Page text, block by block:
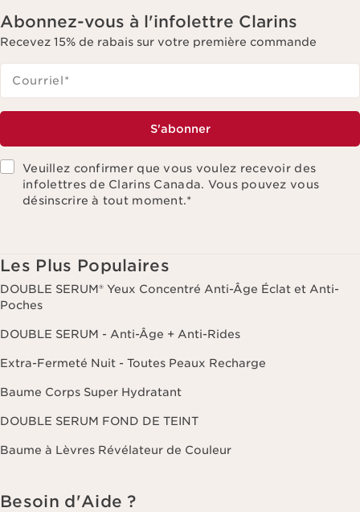
Abonnez-vous à l'infolettre Clarins
Recevez 15% de rabais sur votre première commande
Courriel*
S'abonner
Veuillez confirmer que vous voulez recevoir des
infolettres de Clarins Canada. Vous pouvez vous
désinscrire à tout moment.*
Les Plus Populaires
DOUBLE SERUM® Yeux Concentré Anti-Âge Éclat et Anti-
Poches
DOUBLE SERUM - Anti-Âge + Anti-Rides
Extra-Fermeté Nuit - Toutes Peaux Recharge
Baume Corps Super Hydratant
DOUBLE SERUM FOND DE TEINT
Baume à Lèvres Révélateur de Couleur
Besoin d'Aide ?